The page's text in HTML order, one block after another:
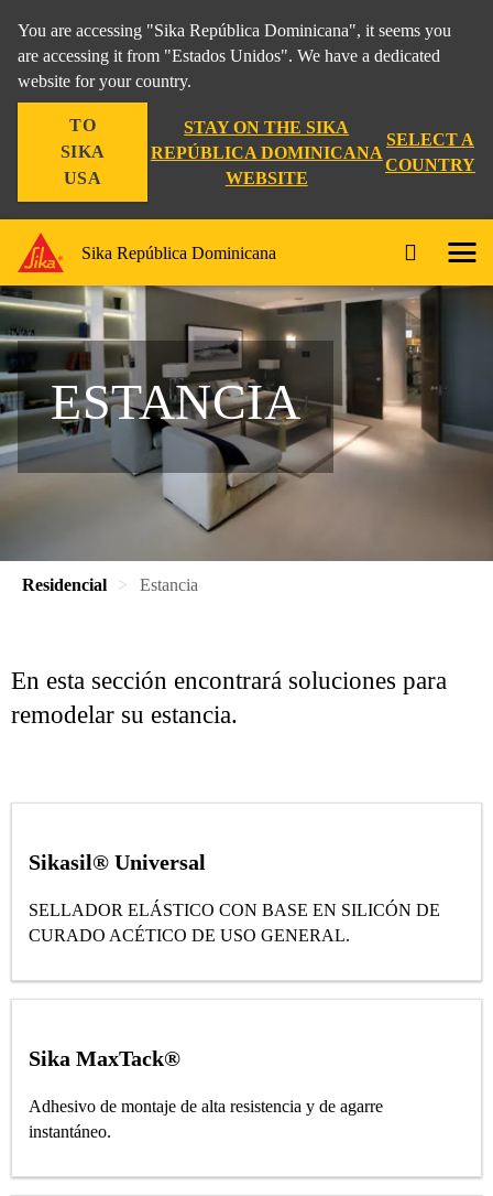
You are accessing "Sika República Dominicana", it seems you
are accessing it from "Estados Unidos". We have a dedicated
website for your country.
TO
SIKA
USA
STAY ON THE SIKA
REPÚBLICA DOMINICANA
WEBSITE
SELECT A
COUNTRY
Sika República Dominicana
ESTANCIA
Residencial Estancia
En esta sección encontrará soluciones para
remodelar su estancia.
Sikasil® Universal
SELLADOR ELÁSTICO CON BASE EN SILICÓN DE
CURADO ACÉTICO DE USO GENERAL.
Sika MaxTack®
Adhesivo de montaje de alta resistencia y de agarre
instantáneo.